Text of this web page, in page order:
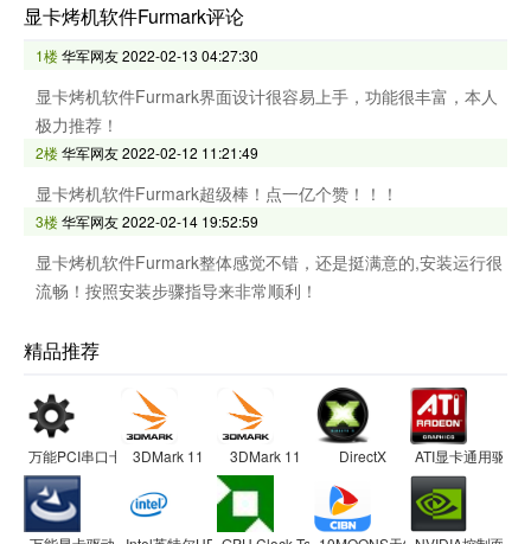
显卡烤机软件Furmark评论
1楼华军网友2022-02-13 04:27:30
显卡烤机软件Furmark界面设计很容易上手，功能很丰富，本人
极力推荐！
2楼华军网友2022-02-12 11:21:49
显卡烤机软件Furmark超级棒！点一亿个赞！！！
3楼华军网友2022-02-14 19:52:59
显卡烤机软件Furmark整体感觉不错，还是挺满意的,安装运行很
流畅！按照安装步骤指导来非常顺利！
精品推荐
万能PCI串口卡驱动3DMark 11 3DMark 11 DirectX ATI显卡通用驱动